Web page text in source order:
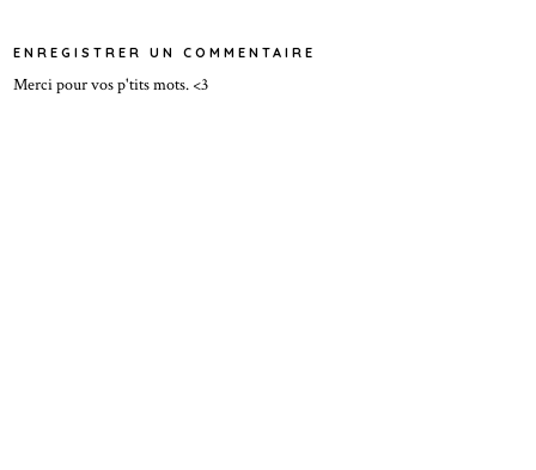
ENREGISTRER UN COMMENTAIRE
Merci pour vos p'tits mots. <3